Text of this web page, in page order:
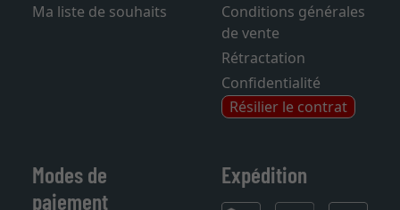
Ma liste de souhaits
Conditions générales
de vente
Rétractation
Confidentialité
Résilier le contrat
Modes de
paiement
Expédition